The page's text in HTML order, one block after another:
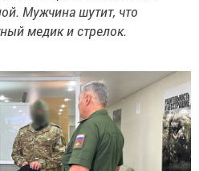
Мужчина шутит, что
медик и стрелок.